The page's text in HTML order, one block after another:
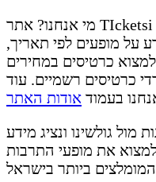
מי אנחנו? אתר TIcketsi הוא פורטל אירועי תרבות עם
על מופעים לפי תאריך,
כרטיסים במחירים
כרטיסים רשמיים. עוד
בעמוד אודות האתר
מול גולשינו ונציג מידע
למצוא את מופעי התרבות